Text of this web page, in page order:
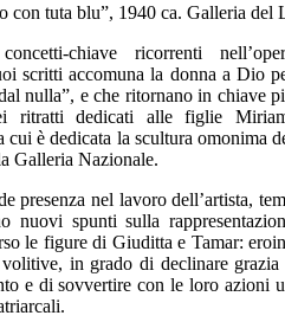
con tuta blu”, 1940 ca. Galleria del
chiave ricorrenti
scritti accomuna la donna a Dio
nulla”, e che ritornano in chiave
ritratti dedicati alle figlie
cui è dedicata la scultura omonima
Galleria Nazionale.
presenza nel lavoro dell’artista,
nuovi spunti sulla
le figure di Giuditta e Tamar:
in grado di declinare grazia
e di sovvertire con le loro azioni